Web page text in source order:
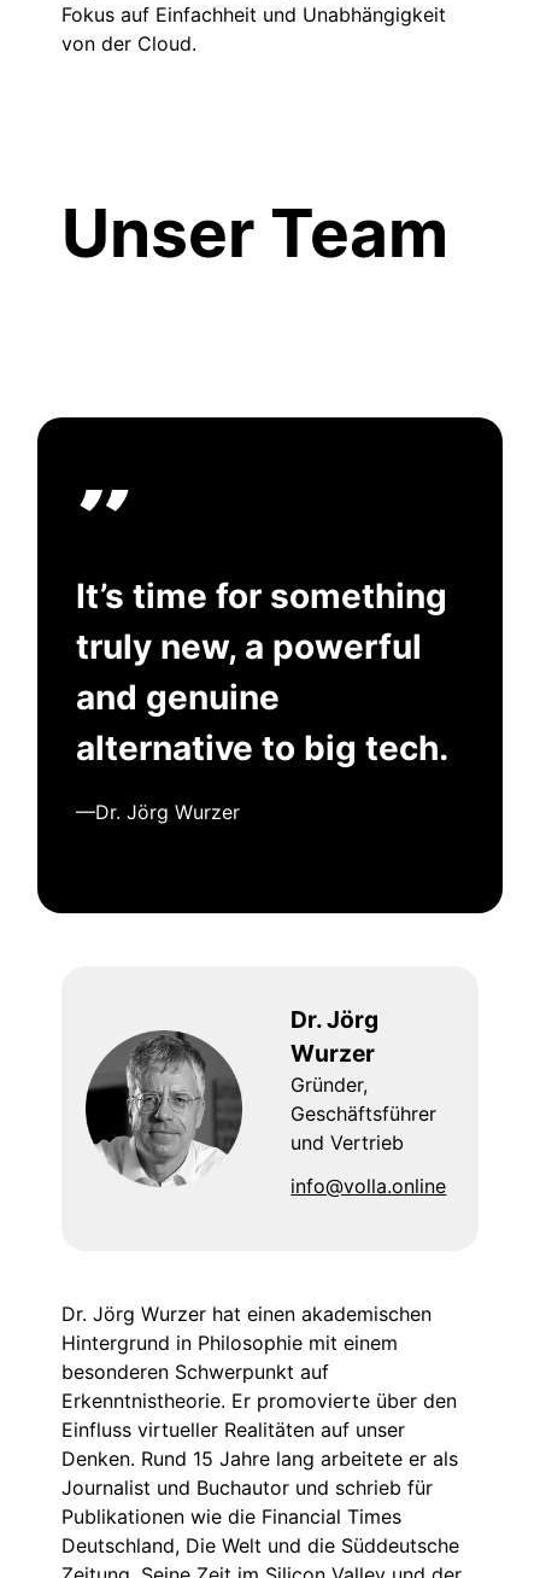
Fokus auf Einfachheit und Unabhängigkeit
von der Cloud.
Unser Team
”
It’s time for something
truly new, a powerful
and genuine
alternative to big tech.
—Dr. Jörg Wurzer
Dr. Jörg
Wurzer
Gründer,
Geschäftsführer
und Vertrieb
info@volla.online
Dr. Jörg Wurzer hat einen akademischen
Hintergrund in Philosophie mit einem
besonderen Schwerpunkt auf
Erkenntnistheorie. Er promovierte über den
Einfluss virtueller Realitäten auf unser
Denken. Rund 15 Jahre lang arbeitete er als
Journalist und Buchautor und schrieb für
Publikationen wie die Financial Times
Deutschland, Die Welt und die Süddeutsche